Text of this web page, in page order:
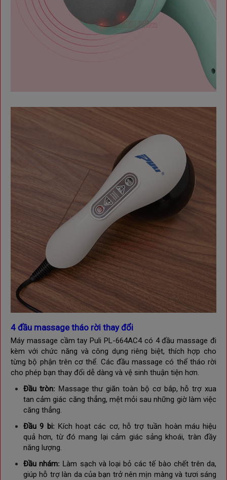
4 đầu massage tháo rời thay đổi
Máy massage cầm tay Puli PL-664AC4 có 4 đầu massage đi
kèm với chức năng và công dụng riêng biệt, thích hợp cho
từng bộ phận trên cơ thể. Các đầu massage có thể tháo rời
cho phép bạn thay đổi dễ dàng và vệ sinh thuận tiện hơn.
Đầu tròn: Massage thư giãn toàn bộ cơ bắp, hỗ trợ xua
tan cảm giác căng thẳng, mệt mỏi sau những giờ làm việc
căng thẳng.
Đầu 9 bi: Kích hoạt các cơ, hỗ trợ tuần hoàn máu hiệu
quả hơn, từ đó mang lại cảm giác sảng khoái, tràn đầy
năng lượng.
Đầu nhám: Làm sạch và loại bỏ các tế bào chết trên da,
giúp hỗ trợ làn da của bạn trở nên mịn màng và tươi sáng